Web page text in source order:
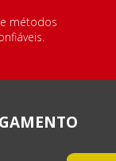
métodos